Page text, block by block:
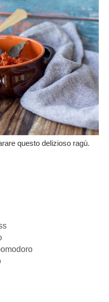
questo delizioso ragù.